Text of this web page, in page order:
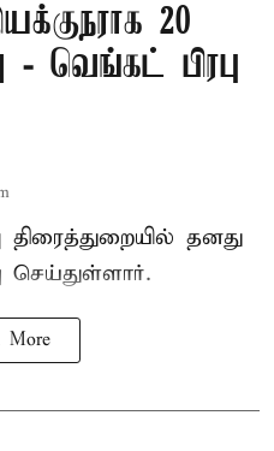
20
வெங்கட் பிரபு
திரைத்துறையில் தனது
More